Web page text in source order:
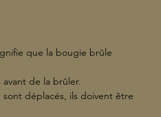
que la bougie brûle
de la brûler.
déplacés, ils doivent être